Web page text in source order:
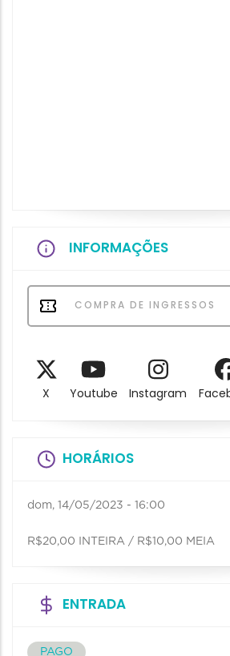
INFORMAÇÕES
COMPRA DE INGRESSOS
X Youtube Instagram
HORÁRIOS
dom, 14/05/2023 - 16:00
R$20,00 INTEIRA / R$10,00 MEIA
ENTRADA
PAGO